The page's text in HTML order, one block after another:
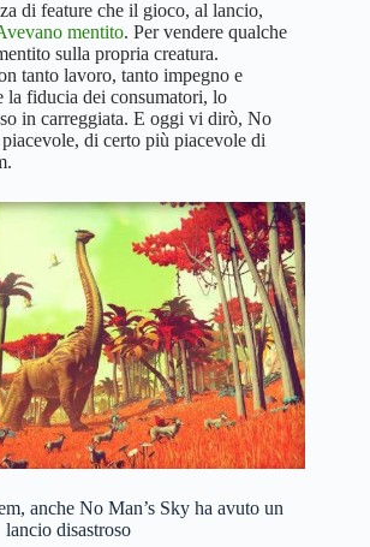
di feature che il gioco, al lancio,
mentito. Per vendere qualche
sulla propria creatura.
tanto lavoro, tanto impegno e
la fiducia dei consumatori, lo
in carreggiata. E oggi vi dirò, No
di certo più piacevole di
anche No Man’s Sky ha avuto un
lancio disastroso